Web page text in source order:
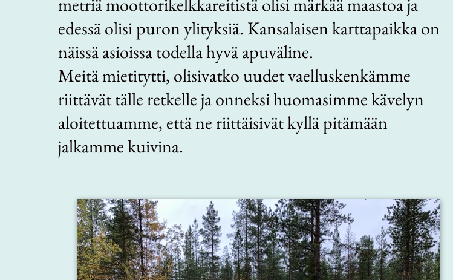
edessä olisi puron ylityksiä. Kansalaisen karttapaikka on
näissä asioissa todella hyvä apuväline.
Meitä mietitytti, olisivatko uudet vaelluskenkämme
riittävät tälle retkelle ja onneksi huomasimme kävelyn
aloitettuamme, että ne riittäisivät kyllä pitämään
jalkamme kuivina.